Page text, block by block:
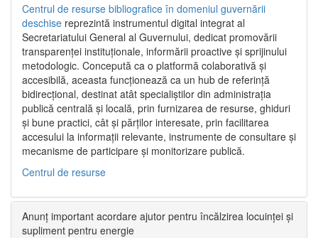
Centrul de resurse bibliografice în domeniul guvernării
deschise reprezintă instrumentul digital integrat al
Secretariatului General al Guvernului, dedicat promovării
transparenței instituționale, informării proactive și sprijinului
metodologic. Concepută ca o platformă colaborativă și
accesibilă, aceasta funcționează ca un hub de referință
bidirecțional, destinat atât specialiștilor din administrația
publică centrală și locală, prin furnizarea de resurse, ghiduri
și bune practici, cât și părților interesate, prin facilitarea
accesului la informații relevante, instrumente de consultare și
mecanisme de participare și monitorizare publică.
Centrul de resurse
Anunț important acordare ajutor pentru încălzirea locuinței și
supliment pentru energie